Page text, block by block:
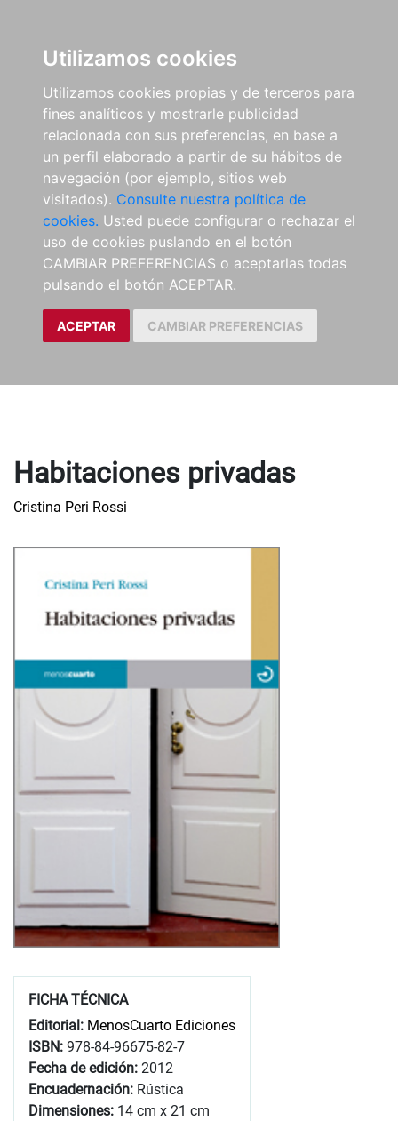
Utilizamos cookies
Utilizamos cookies propias y de terceros para
fines analíticos y mostrarle publicidad
relacionada con sus preferencias, en base a
un perfil elaborado a partir de su hábitos de
navegación (por ejemplo, sitios web
visitados). Consulte nuestra política de
cookies. Usted puede configurar o rechazar el
uso de cookies puslando en el botón
CAMBIAR PREFERENCIAS o aceptarlas todas
pulsando el botón ACEPTAR.
ACEPTAR CAMBIAR PREFERENCIAS
Habitaciones privadas
Cristina Peri Rossi
FICHA TÉCNICA
Editorial: MenosCuarto Ediciones
ISBN: 978-84-96675-82-7
Fecha de edición: 2012
Encuadernación: Rústica
Dimensiones: 14 cm x 21 cm